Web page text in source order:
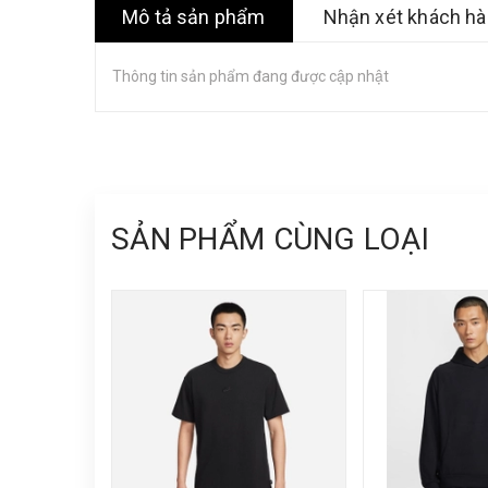
Mô tả sản phẩm Nhận xét khách
Thông tin sản phẩm đang được cập nhật
SẢN PHẨM CÙNG LOẠI